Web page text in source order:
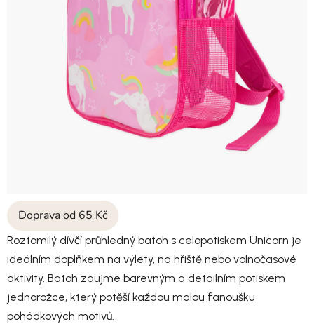
Doprava od 65 Kč
Roztomilý dívčí průhledný batoh s celopotiskem Unicorn je
ideálním doplňkem na výlety, na hřiště nebo volnočasové
aktivity. Batoh zaujme barevným a detailním potiskem
jednorožce, který potěší každou malou fanoušku
pohádkových motivů.